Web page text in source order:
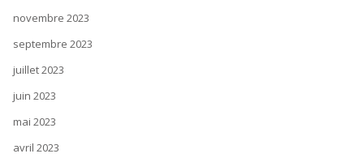
novembre 2023
septembre 2023
juillet 2023
juin 2023
mai 2023
avril 2023